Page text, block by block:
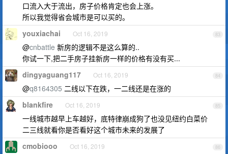
口流入大于流出，房子价格肯定也会上涨。
所以我觉得省会城市是可以买的。
83
youxiachai Oct 16, 2019
@cnbattle 新房的逻辑不是这么算的..
你试一下,把二手房子挂新房一样的价格有没有买...
84
dingyaguang117 Oct 16, 2019
@q8164305 二线以下在跌，一二线还是在涨的
85
blankfire Oct 16, 2019
一线城市越早上车越好，底特律崩成狗了也没见纽约白菜价
二三线就看你是否看好这个城市未来的发展了
86
cmobiooo Oct 16, 2019